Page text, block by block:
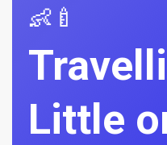
👶🍼
Little